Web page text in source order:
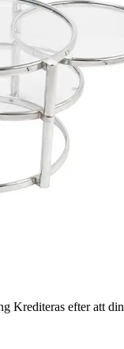
Krediteras efter att